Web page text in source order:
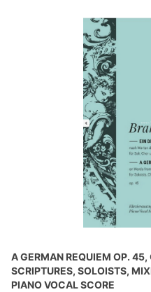
A GERMAN REQUIEM OP. 45,
SCRIPTURES, SOLOISTS,
PIANO VOCAL SCORE